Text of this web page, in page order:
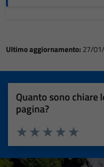
Ultimo aggiornamento: 27/
Quanto sono chiare
pagina?
Valuta 5
Valuta 4
Valuta 3 stelle su
Valuta 2 stelle su 5
Valuta 1 stelle su 5